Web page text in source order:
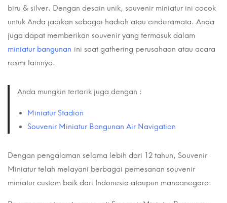
biru & silver. Dengan desain unik, souvenir miniatur ini cocok
untuk Anda jadikan sebagai hadiah atau cinderamata. Anda
juga dapat memberikan souvenir yang termasuk dalam
miniatur bangunan ini saat gathering perusahaan atau acara
resmi lainnya.
Anda mungkin tertarik juga dengan :
Miniatur Stadion
Souvenir Miniatur Bangunan Air Navigation
Dengan pengalaman selama lebih dari 12 tahun, Souvenir
Miniatur telah melayani berbagai pemesanan souvenir
miniatur custom baik dari Indonesia ataupun mancanegara.